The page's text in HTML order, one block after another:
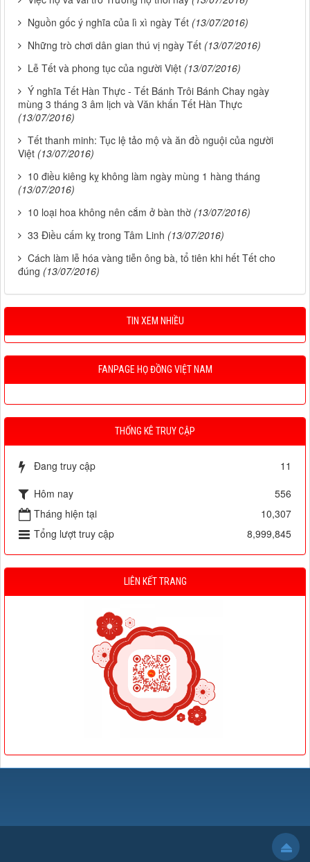
Nguồn gốc ý nghĩa của lì xì ngày Tết (13/07/2016)
Những trò chơi dân gian thú vị ngày Tết (13/07/2016)
Lễ Tết và phong tục của người Việt (13/07/2016)
Ý nghĩa Tết Hàn Thực - Tết Bánh Trôi Bánh Chay ngày
mùng 3 tháng 3 âm lịch và Văn khấn Tết Hàn Thực
(13/07/2016)
Tết thanh minh: Tục lệ tảo mộ và ăn đồ nguội của người
Việt (13/07/2016)
10 điều kiêng kỵ không làm ngày mùng 1 hàng tháng
(13/07/2016)
10 loại hoa không nên cắm ở bàn thờ (13/07/2016)
33 Điều cấm kỵ trong Tâm Linh (13/07/2016)
Cách làm lễ hóa vàng tiễn ông bà, tổ tiên khi hết Tết cho
đúng (13/07/2016)
TIN XEM NHIỀU
FANPAGE HỌ ĐỒNG VIỆT NAM
THỐNG KÊ TRUY CẬP
Đang truy cập
11
Hôm nay
556
Tháng hiện tại
10,307
Tổng lượt truy cập
8,999,845
LIÊN KẾT TRANG